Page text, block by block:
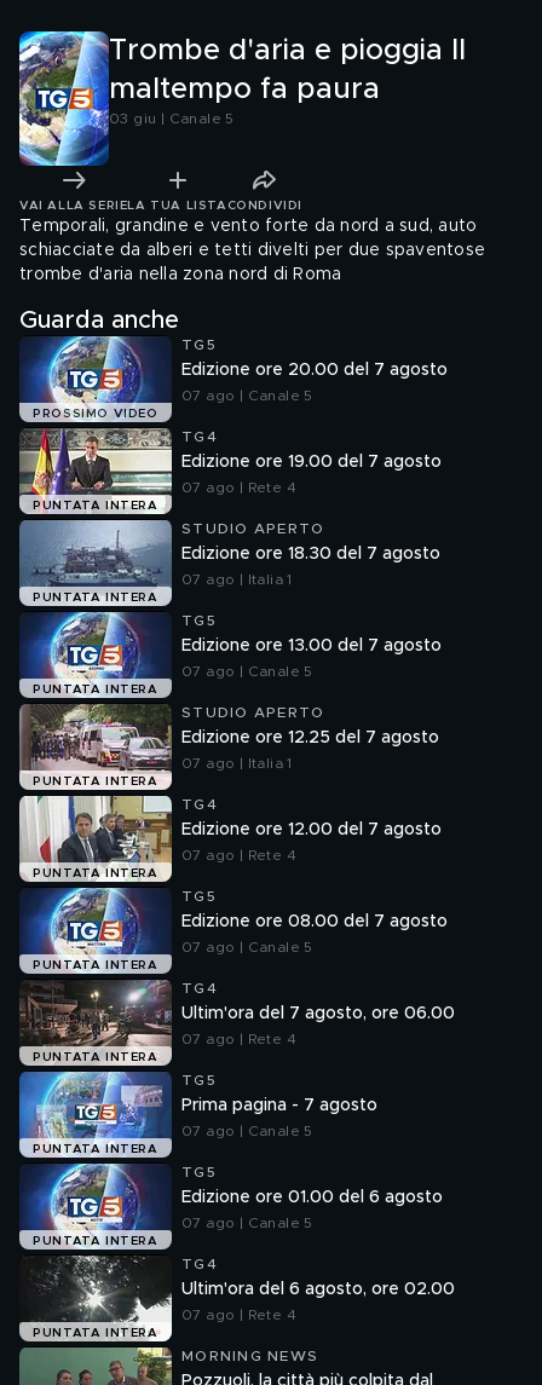
Trombe d'aria e pioggia Il
maltempo fa paura
03 giu | Canale 5
VAI ALLA SERIE LA TUA LISTA CONDIVIDI
Temporali, grandine e vento forte da nord a sud, auto
schiacciate da alberi e tetti divelti per due spaventose
trombe d'aria nella zona nord di Roma
Guarda anche
PROSSIMO VIDEO
TG5
Edizione ore 20.00 del 7 agosto
07 ago | Canale 5
PUNTATA INTERA
TG4
Edizione ore 19.00 del 7 agosto
07 ago | Rete 4
PUNTATA INTERA
STUDIO APERTO
Edizione ore 18.30 del 7 agosto
07 ago | Italia 1
PUNTATA INTERA
TG5
Edizione ore 13.00 del 7 agosto
07 ago | Canale 5
PUNTATA INTERA
STUDIO APERTO
Edizione ore 12.25 del 7 agosto
07 ago | Italia 1
PUNTATA INTERA
TG4
Edizione ore 12.00 del 7 agosto
07 ago | Rete 4
PUNTATA INTERA
TG5
Edizione ore 08.00 del 7 agosto
07 ago | Canale 5
PUNTATA INTERA
TG4
Ultim'ora del 7 agosto, ore 06.00
07 ago | Rete 4
PUNTATA INTERA
TG5
Prima pagina - 7 agosto
07 ago | Canale 5
PUNTATA INTERA
TG5
Edizione ore 01.00 del 6 agosto
07 ago | Canale 5
PUNTATA INTERA
TG4
Ultim'ora del 6 agosto, ore 02.00
07 ago | Rete 4
MORNING NEWS
Pozzuoli, la città più colpita dal